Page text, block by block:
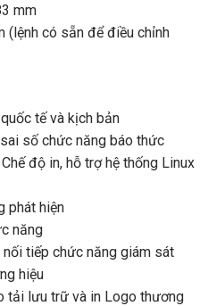
mm
(lệnh có sẵn để điều chỉnh
tế và kịch bản
số chức năng báo thức
độ in, hỗ trợ hệ thống Linux
phát hiện
năng
tiếp chức năng giám sát
hiệu
tải lưu trữ và in Logo thương